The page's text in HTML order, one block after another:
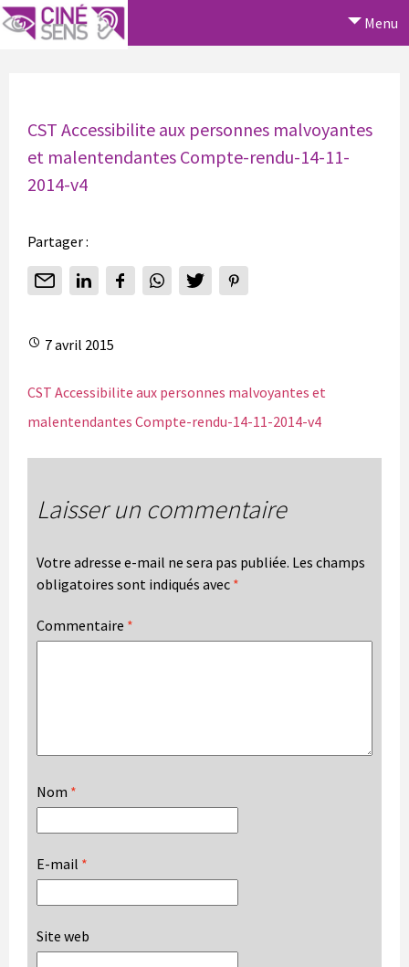
Menu
CST Accessibilite aux personnes malvoyantes
et malentendantes Compte-rendu-14-11-
2014-v4
Partager :
7 avril 2015
CST Accessibilite aux personnes malvoyantes et
malentendantes Compte-rendu-14-11-2014-v4
Laisser un commentaire
Votre adresse e-mail ne sera pas publiée. Les champs
obligatoires sont indiqués avec *
Commentaire *
Nom *
E-mail *
Site web